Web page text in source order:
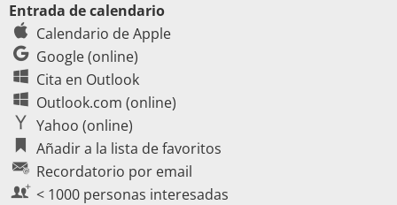
Entrada de calendario
Calendario de Apple
Google (online)
Cita en Outlook
Outlook.com (online)
Yahoo (online)
Añadir a la lista de favoritos
Recordatorio por email
< 1000 personas interesadas